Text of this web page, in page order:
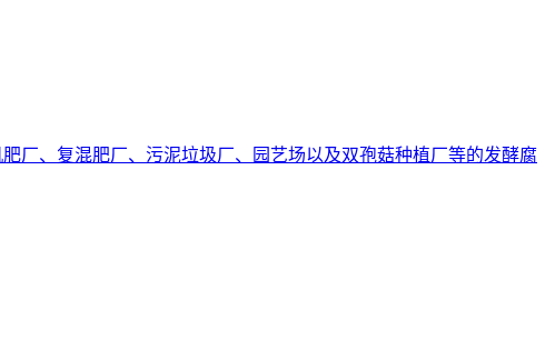
厂、复混肥厂、污泥垃圾厂、园艺场以及双孢菇种植厂等的发酵腐